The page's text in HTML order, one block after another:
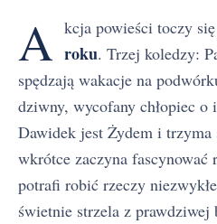
A kcja powieści toczy
roku. Trzej koledzy:
spędzają wakacje na
dziwny, wycofany chłopiec
Dawidek jest Żydem i trzyma
wkrótce zaczyna fascynować
potrafi robić rzeczy
świetnie strzela z